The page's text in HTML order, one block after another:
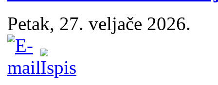
Petak, 27. veljače 2026.